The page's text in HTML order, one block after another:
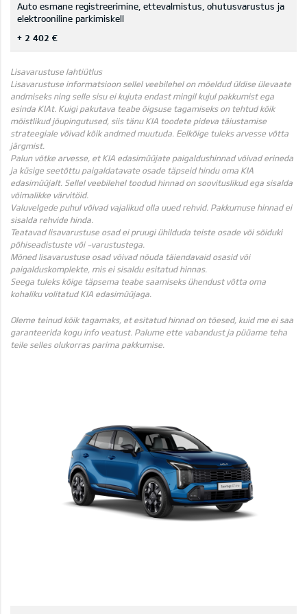
Auto esmane registreerimine, ettevalmistus, ohutusvarustus ja
elektrooniline parkimiskell
+ 2 402 €
Lisavarustuse lahtiütlus
Lisavarustuse informatsioon sellel veebilehel on mõeldud üldise ülevaate
andmiseks ning selle sisu ei kujuta endast mingil kujul pakkumist ega
esinda KIAt. Kuigi pakutava teabe õigsuse tagamiseks on tehtud kõik
mõistlikud jõupingutused, siis tänu KIA toodete pideva täiustamise
strateegiale võivad kõik andmed muutuda. Eelkõige tuleks arvesse võtta
järgmist.
Palun võtke arvesse, et KIA edasimüüjate paigaldushinnad võivad erineda
ja küsige seetõttu paigaldatavate osade täpseid hindu oma KIA
edasimüüjalt. Sellel veebilehel toodud hinnad on soovituslikud ega sisalda
võimalikke värvitöid.
Valuvelgede puhul võivad vajalikud olla uued rehvid. Pakkumuse hinnad ei
sisalda rehvide hinda.
Teatavad lisavarustuse osad ei pruugi ühilduda teiste osade või sõiduki
põhiseadistuste või -varustustega.
Mõned lisavarustuse osad võivad nõuda täiendavaid osasid või
paigalduskomplekte, mis ei sisaldu esitatud hinnas.
Seega tuleks kõige täpsema teabe saamiseks ühendust võtta oma
kohaliku volitatud KIA edasimüüjaga.
Oleme teinud kõik tagamaks, et esitatud hinnad on tõesed, kuid me ei saa
garanteerida kogu info veatust. Palume ette vabandust ja püüame teha
teile selles olukorras parima pakkumise.